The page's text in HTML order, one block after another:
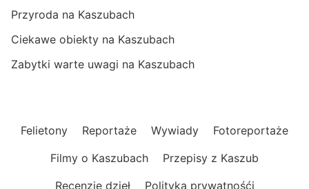
Przyroda na Kaszubach
Ciekawe obiekty na Kaszubach
Zabytki warte uwagi na Kaszubach
Felietony Reportaże Wywiady
Fotoreportaże
Filmy o Kaszubach
Przepisy z Kaszub
Recenzje dzieł
Polityka prywatnośći